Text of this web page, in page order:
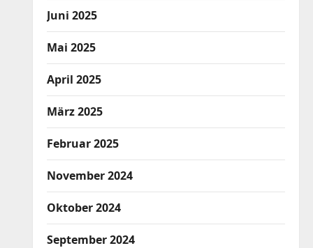
Juni 2025
Mai 2025
April 2025
März 2025
Februar 2025
November 2024
Oktober 2024
September 2024